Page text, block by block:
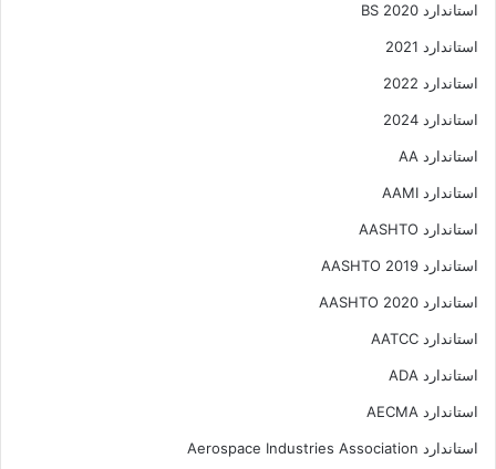
استاندارد 2020 BS
استاندارد 2021
استاندارد 2022
استاندارد 2024
استاندارد AA
استاندارد AAMI
استاندارد AASHTO
استاندارد AASHTO 2019
استاندارد AASHTO 2020
استاندارد AATCC
استاندارد ADA
استاندارد AECMA
استاندارد Aerospace Industries Association